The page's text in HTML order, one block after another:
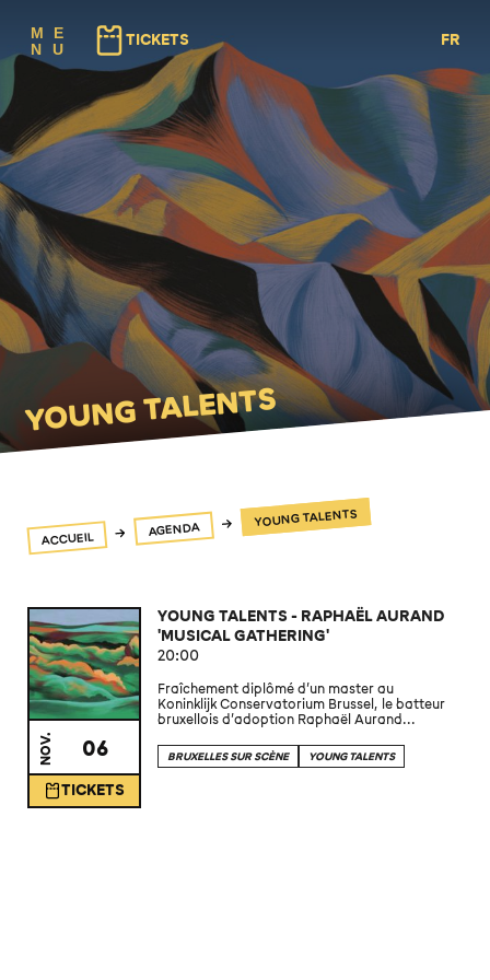
M
E
N
U TICKETS FR
NL
YOUNG TALENTS
ACCUEIL AGENDA YOUNG TALENTS
NOV. 06
TICKETS
YOUNG TALENTS - RAPHAËL AURAND
'MUSICAL GATHERING'
20:00
Fraîchement diplômé d’un master au
Koninklijk Conservatorium Brussel, le batteur
bruxellois d’adoption Raphaël Aurand...
BRUXELLES SUR SCÈNE YOUNG TALENTS